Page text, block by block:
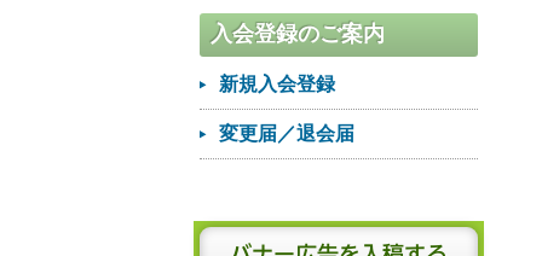
入会登録のご案内
新規入会登録
変更届／退会届